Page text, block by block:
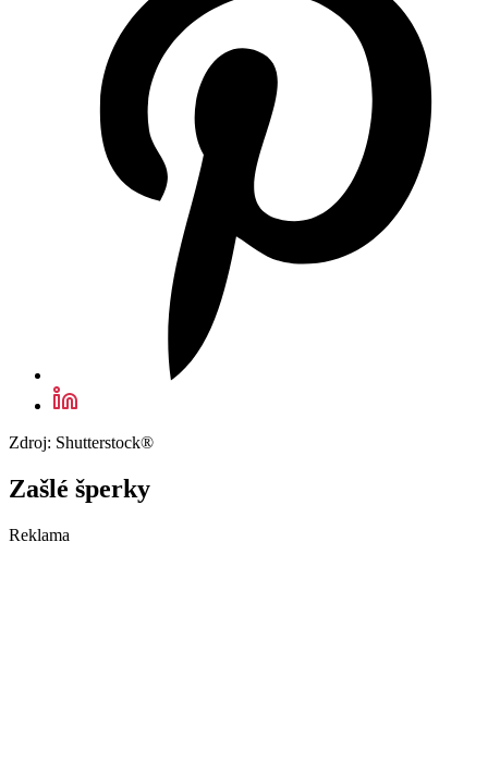
Zdroj: Shutterstock®
Zašlé šperky
Reklama